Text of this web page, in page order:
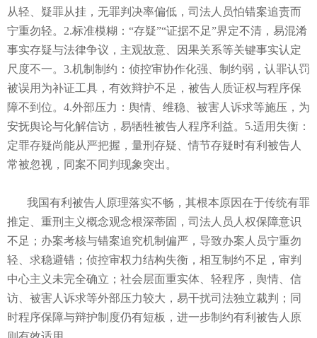
从轻、疑罪从挂，无罪判决率偏低，司法人员怕错案追责而
宁重勿轻。2.标准模糊：“存疑”“证据不足”界定不清，易混淆
事实存疑与法律争议，主观故意、因果关系等关键事实认定
尺度不一。3.机制制约：侦控审协作化强、制约弱，认罪认罚
被误用为补证工具，有效辩护不足，被告人质证权与程序保
障不到位。4.外部压力：舆情、维稳、被害人诉求等施压，为
安抚舆论与化解信访，易牺牲被告人程序利益。5.适用失衡：
定罪存疑尚能从严把握，量刑存疑、情节存疑时有利被告人
常被忽视，同案不同判现象突出。
我国有利被告人原理落实不畅，其根本原因在于传统有罪
推定、重刑主义概念观念根深蒂固，司法人员人权保障意识
不足；办案考核与错案追究机制偏严，导致办案人员宁重勿
轻、求稳避错；侦控审权力结构失衡，相互制约不足，审判
中心主义未完全确立；社会层面重实体、轻程序，舆情、信
访、被害人诉求等外部压力较大，易干扰司法独立裁判；同
时程序保障与辩护制度仍有短板，进一步制约有利被告人原